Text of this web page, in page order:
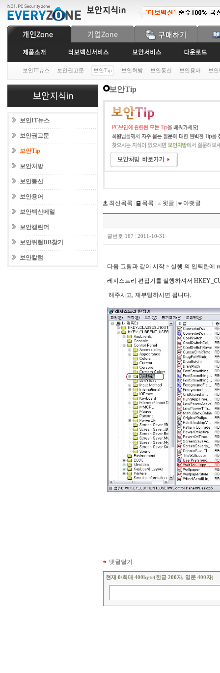
보안IT뉴스 보안권고문 보안Tip 보안처방 보안통신 보안용어 보
보안IT뉴스
보안권고문
보안Tip
보안처방
보안통신
보안용어
보안백신메일
보안캘린더
보안위협DB찾기
보안칼럼
보안Tip
최신목록 목록 윗글 아랫글
글번호 167 2011-10-31
다음 그림과 같이 시작 > 실행 의 입력란에
레지스트리 편집기를 실행하셔서
해주시고, 재부팅하시면 됩니다.
댓글달기
현재 0/최대 400byte(한글 200자, 영문 400자)